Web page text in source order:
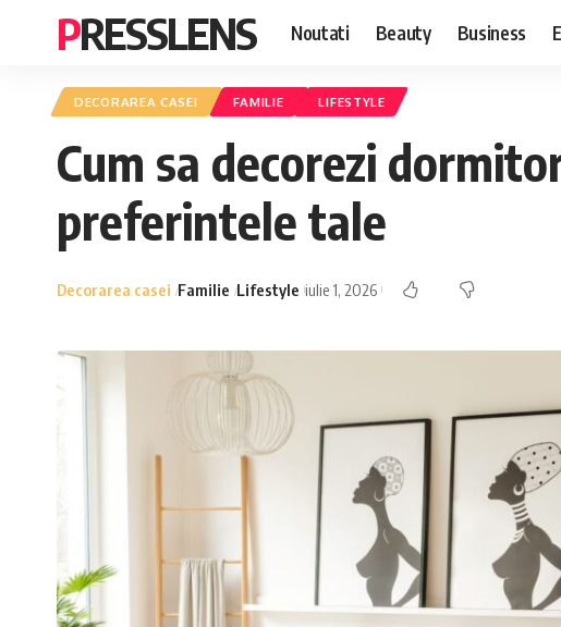
PRESSLENS Noutati Beauty Business
DECORAREA CASEI FAMILIE LIFESTYLE
Cum sa decorezi
preferintele tale
Decorarea casei Familie Lifestyle iulie 1, 2026